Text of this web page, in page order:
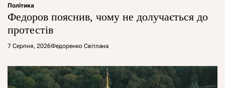
Політика
Федоров пояснив, чому не долучається до
протестів
7 Серпня, 2026Федоренко Світлана